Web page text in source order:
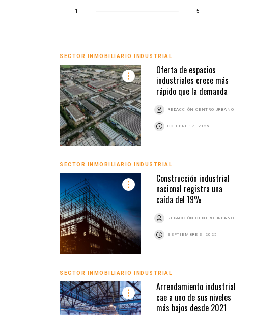
1 5
SECTOR INMOBILIARIO INDUSTRIAL
Oferta de espacios
industriales crece más
rápido que la demanda
REDACCIÓN CENTRO URBANO
OCTUBRE 17, 2025
SECTOR INMOBILIARIO INDUSTRIAL
Construcción industrial
nacional registra una
caída del 19%
REDACCIÓN CENTRO URBANO
SEPTIEMBRE 3, 2025
SECTOR INMOBILIARIO INDUSTRIAL
Arrendamiento industrial
cae a uno de sus niveles
más bajos desde 2021